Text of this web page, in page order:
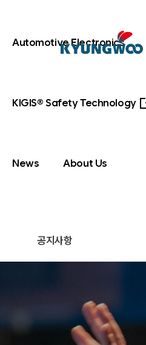
Automotive Electronics
KIGIS® Safety Technology
News About Us
공지사항